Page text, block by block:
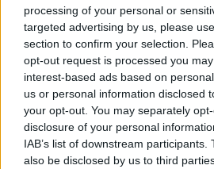
processing of your personal or
targeted advertising by us, please
section to confirm your selection.
opt-out request is processed you
interest-based ads based on
us or personal information disclosed
your opt-out. You may separately
disclosure of your personal
IAB’s list of downstream
also be disclosed by us to third
figyelni!
Mielőtt igénybe vennéd a
kutyád, hogy levezesse
elvégezhesse a dolgát.
fent már említett kijelölt
Ha tudod kutyádról, hogy
küzd, inkább ne vidd
Ha új a kutyusod számára a
igénybe venni a Gazdivárót,
ismerkedésre: sétál el vele
ismertesd meg vele a boxot.
el kedvenced a boxban, de